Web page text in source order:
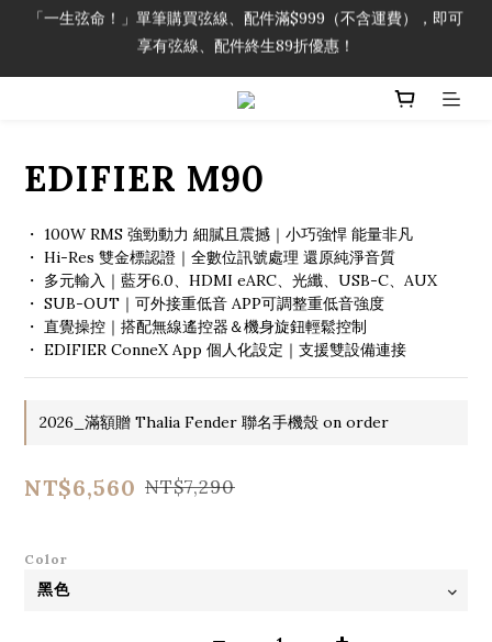
「一生弦命！」單筆購買弦線、配件滿$999（不含運費），即可
享有弦線、配件終生89折優惠！
享有弦線、配件終生89折優惠！
加入會員即領2000元購物金。 加入購物車查看更多折扣！
享有弦線、配件終生89折優惠！
EDIFIER M90
・ 100W RMS 強勁動力 細膩且震撼｜小巧強悍 能量非凡
・ Hi-Res 雙金標認證｜全數位訊號處理 還原純淨音質
・ 多元輸入｜藍牙6.0、HDMI eARC、光纖、USB-C、AUX
・ SUB-OUT｜可外接重低音 APP可調整重低音強度
・ 直覺操控｜搭配無線遙控器＆機身旋鈕輕鬆控制
・ EDIFIER ConneX App 個人化設定｜支援雙設備連接
2026_滿額贈 Thalia Fender 聯名手機殼 on order
NT$6,560 NT$7,290
Color